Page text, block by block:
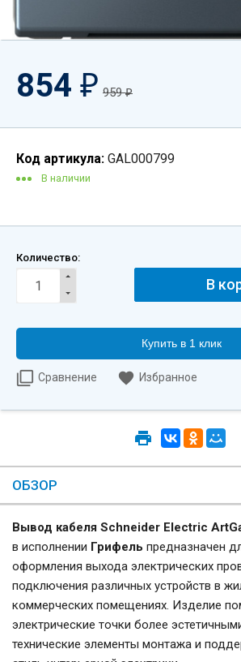
854 ₽ 959₽
Код артикула: GAL000799
В наличии
Количество:
Купить в 1 клик
Сравнение Избранное
ОБЗОР
Вывод кабеля Schneider Electric
в исполнении Грифель предназначен
оформления выхода электрических
подключения различных устройств в
коммерческих помещениях. Изделие
электрические точки более
технические элементы монтажа и